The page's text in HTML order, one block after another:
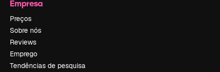
Empresa
Preços
Sobre nós
Reviews
Emprego
Tendências de pesquisa